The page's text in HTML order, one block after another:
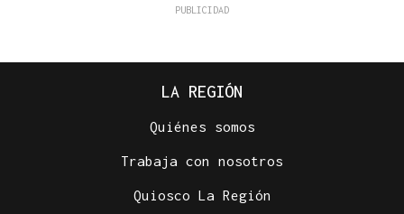
LA REGIÓN
Quiénes somos
Trabaja con nosotros
Quiosco La Región